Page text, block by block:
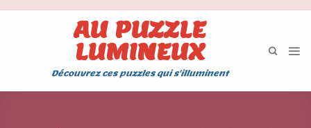
AU PUZZLE
LUMINEUX
Découvrez ces puzzles qui s'illuminent